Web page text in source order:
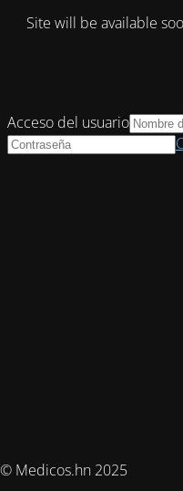
Site will be available
© Medicos.hn 2025
Acceso del usuario